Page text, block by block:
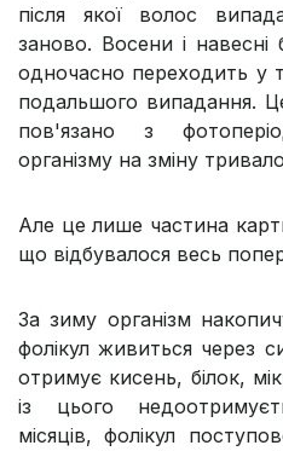
після якої волос
заново. Восени і навесні
одночасно переходить у
подальшого випадання.
пов'язано з
організму на зміну
Але це лише частина
що відбувалося весь
За зиму організм
фолікул живиться через
отримує кисень, білок,
із цього
місяців, фолікул